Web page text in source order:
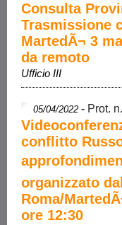
Consulta
Trasmissione
MartedÃ¬ 3
da remoto
Ufficio III
05/04/2022 - Prot.
conflitto
organizzato
Roma/
ore 12:30